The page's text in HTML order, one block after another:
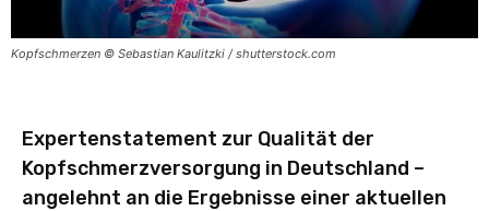
Kopfschmerzen © Sebastian Kaulitzki / shutterstock.com
Expertenstatement zur Qualität der
Kopfschmerzversorgung in Deutschland –
angelehnt an die Ergebnisse einer aktuellen